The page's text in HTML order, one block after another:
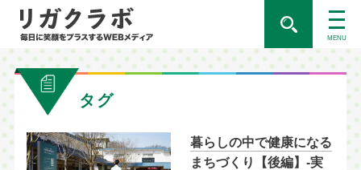
MENU
タグ
暮らしの中で健康になる
まちづくり【後編】-実